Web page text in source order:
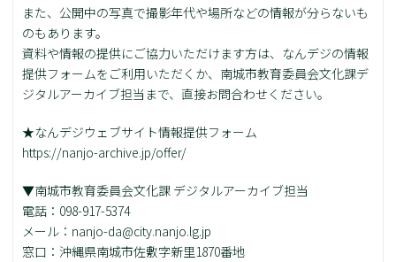
また、公開中の写真で撮影年代や場所などの情報が分らないも
のもあります。
資料や情報の提供にご協力いただけます方は、なんデジの情報
提供フォームをご利用いただくか、南城市教育委員会文化課デ
ジタルアーカイブ担当まで、直接お問合わせください。
★なんデジウェブサイト情報提供フォーム
https://nanjo-archive.jp/offer/
▼南城市教育委員会文化課 デジタルアーカイブ担当
電話：098-917-5374
メール：nanjo-da@city.nanjo.lg.jp
窓口：沖縄県南城市佐敷字新里1870番地